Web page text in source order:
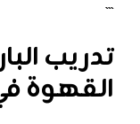
تدريب
القهوة